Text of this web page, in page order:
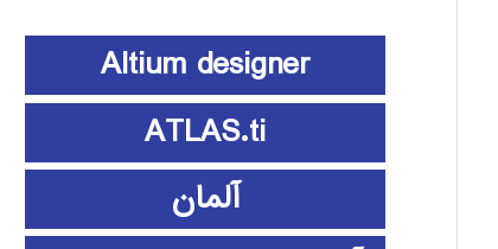
Altium designer
ATLAS.ti
آلمان